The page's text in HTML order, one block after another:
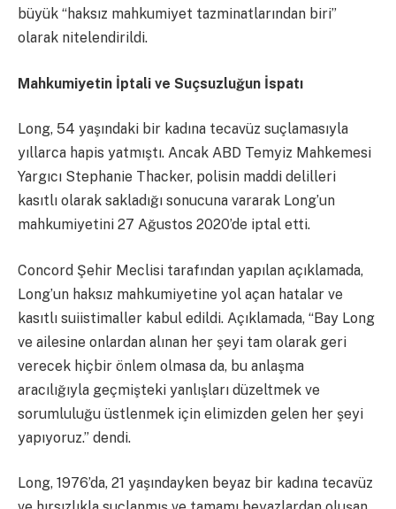
büyük “haksız mahkumiyet tazminatlarından biri”
olarak nitelendirildi.
Mahkumiyetin İptali ve Suçsuzluğun İspatı
Long, 54 yaşındaki bir kadına tecavüz suçlamasıyla
yıllarca hapis yatmıştı. Ancak ABD Temyiz Mahkemesi
Yargıcı Stephanie Thacker, polisin maddi delilleri
kasıtlı olarak sakladığı sonucuna vararak Long’un
mahkumiyetini 27 Ağustos 2020’de iptal etti.
Concord Şehir Meclisi tarafından yapılan açıklamada,
Long’un haksız mahkumiyetine yol açan hatalar ve
kasıtlı suiistimaller kabul edildi. Açıklamada, “Bay Long
ve ailesine onlardan alınan her şeyi tam olarak geri
verecek hiçbir önlem olmasa da, bu anlaşma
aracılığıyla geçmişteki yanlışları düzeltmek ve
sorumluluğu üstlenmek için elimizden gelen her şeyi
yapıyoruz.” dendi.
Long, 1976’da, 21 yaşındayken beyaz bir kadına tecavüz